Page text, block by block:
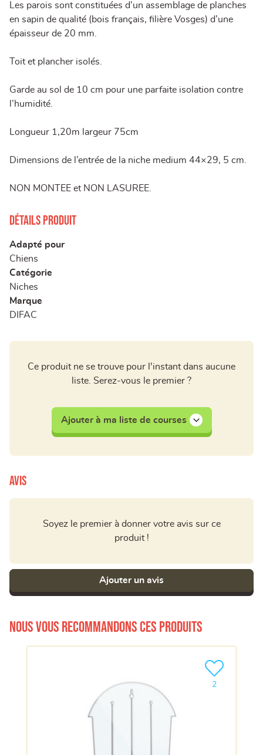
Les parois sont constituées d’un assemblage de planches
en sapin de qualité (bois français, filière Vosges) d’une
épaisseur de 20 mm.
Toit et plancher isolés.
Garde au sol de 10 cm pour une parfaite isolation contre
l’humidité.
Longueur 1,20m largeur 75cm
Dimensions de l’entrée de la niche medium 44×29, 5 cm.
NON MONTEE et NON LASUREE.
Détails produit
Adapté pour
Chiens
Catégorie
Niches
Marque
DIFAC
Ce produit ne se trouve pour l'instant dans aucune
liste. Serez-vous le premier ?
Ajouter à ma liste de courses
Avis
Soyez le premier à donner votre avis sur ce
produit !
Ajouter un avis
Nous vous recommandons ces produits
2
Ajouter le